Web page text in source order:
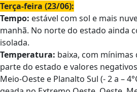
Terça-feira (23/06):
Tempo: estável com sol e mais
manhã. No norte do estado ainda
isolada.
Temperatura: baixa, com mínimas
parte do estado e valores
Meio-Oeste e Planalto Sul (- 2 a –